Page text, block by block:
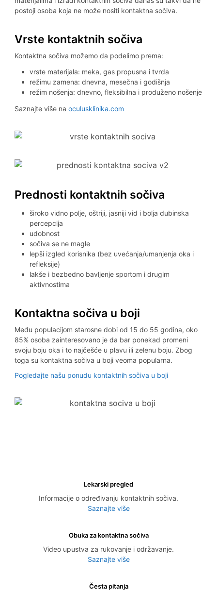
postoji osoba koja ne može nositi kontaktna sočiva.
Vrste kontaktnih sočiva
Kontaktna sočiva možemo da podelimo prema:
vrste materijala: meka, gas propusna i tvrda
režimu zamena: dnevna, mesečna i godišnja
režim nošenja: dnevno, fleksibilna i produženo nošenje
Saznajte više na oculusklinika.com
Prednosti kontaktnih sočiva
široko vidno polje, oštriji, jasniji vid i bolja dubinska
percepcija
udobnost
sočiva se ne magle
lepši izgled korisnika (bez uvećanja/umanjenja oka i
refleksije)
lakše i bezbedno bavljenje sportom i drugim
aktivnostima
Kontaktna sočiva u boji
Među populacijom starosne dobi od 15 do 55 godina, oko
85% osoba zainteresovano je da bar ponekad promeni
svoju boju oka i to najčešće u plavu ili zelenu boju. Zbog
toga su kontaktna sočiva u boji veoma popularna.
Pogledajte našu ponudu kontaktnih sočiva u boji
Lekarski pregled
Informacije o određivanju kontaktnih sočiva.
Saznajte više
Obuka za kontaktna sočiva
Video upustva za rukovanje i održavanje.
Saznajte više
Česta pitanja